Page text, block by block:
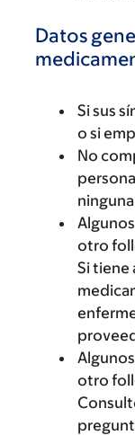
Datos
Si sus
o si
No
otro
Si tiene
otro